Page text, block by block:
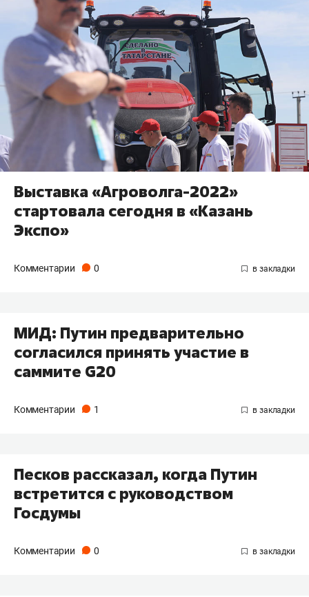
Выставка «Агроволга-2022»
стартовала сегодня в «Казань
Экспо»
Комментарии 0
МИД: Путин предварительно
согласился принять участие в
саммите G20
Комментарии 1
Песков рассказал, когда Путин
встретится с руководством
Госдумы
Комментарии 0